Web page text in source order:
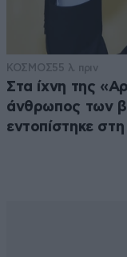
ΚΟΣΜΟΣ55 λ. πριν
Στα ίχνη της
άνθρωπος των
εντοπίστηκε